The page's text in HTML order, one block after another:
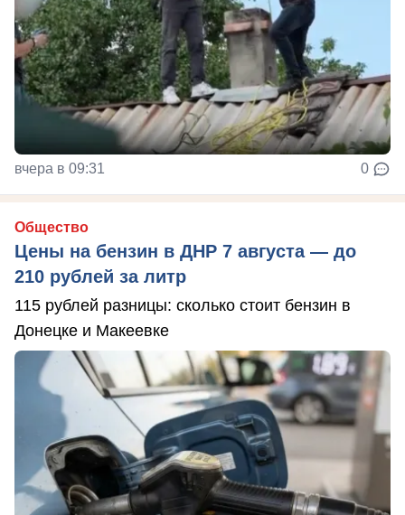
вчера в 09:31 0
Общество
Цены на бензин в ДНР 7 августа — до
210 рублей за литр
115 рублей разницы: сколько стоит бензин в
Донецке и Макеевке